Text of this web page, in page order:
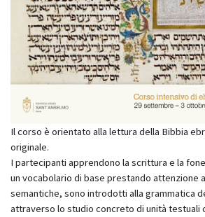
Il corso è orientato alla lettura della Bibbia
originale.
I partecipanti apprendono la scrittura e la
un vocabolario di base prestando attenzione
semantiche, sono introdotti alla grammatica
attraverso lo studio concreto di unità testuali